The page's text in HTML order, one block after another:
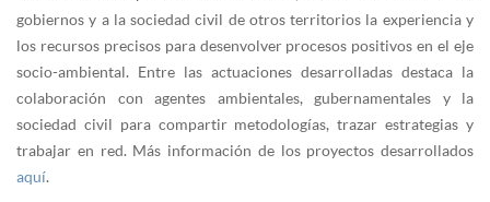
gobiernos y a la sociedad civil de otros territorios la experiencia y
los recursos precisos para desenvolver procesos positivos en el eje
socio-ambiental. Entre las actuaciones desarrolladas destaca la
colaboración con agentes ambientales, gubernamentales y la
sociedad civil para compartir metodologías, trazar estrategias y
trabajar en red. Más información de los proyectos desarrollados
aquí.